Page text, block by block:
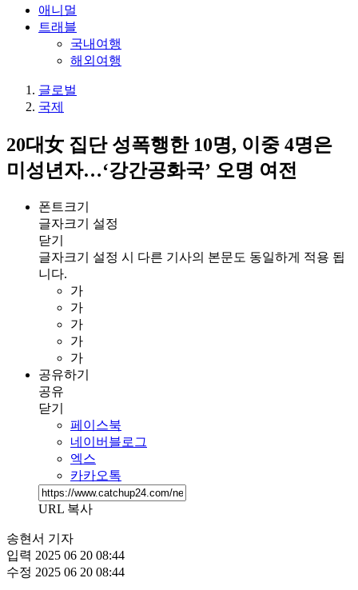
애니멀
트래블
국내여행
해외여행
글로벌
국제
20대女 집단 성폭행한 10명, 이중 4명은
미성년자…‘강간공화국’ 오명 여전
폰트크기
글자크기 설정
닫기
글자크기 설정 시 다른 기사의 본문도 동일하게 적용 됩
니다.
가
가
가
가
가
공유하기
공유
닫기
페이스북
네이버블로그
엑스
카카오톡
URL 복사
송현서 기자
입력 2025 06 20 08:44
수정 2025 06 20 08:44